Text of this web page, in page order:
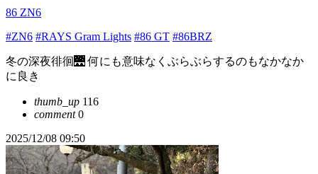
86 ZN6
#ZN6 #RAYS Gram Lights #86 GT #86BRZ
冬の深夜徘徊🌉 何にも意味なくぶらぶらするのもなかなか
に良き
thumb_up 116
comment0
2025/12/08 09:50